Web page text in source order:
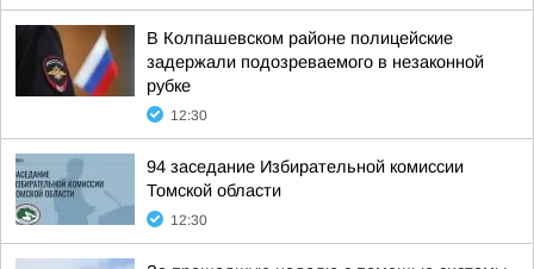
В Колпашевском районе полицейские
задержали подозреваемого в незаконной
рубке
12:30
94 заседание Избирательной комиссии
Томской области
12:30